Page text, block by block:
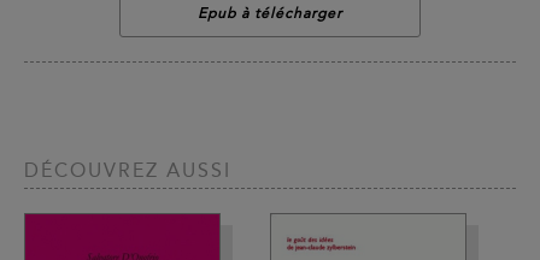
Epub à télécharger
DÉCOUVREZ AUSSI